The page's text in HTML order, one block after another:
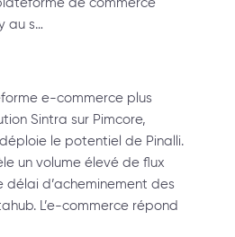
au s…
e-commerce plus
Sintra sur Pimcore,
le potentiel de Pinalli.
un volume élevé de flux
d’acheminement des
L’e-commerce répond